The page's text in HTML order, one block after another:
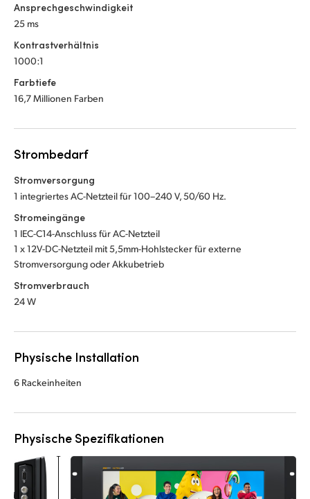
Ansprechgeschwindigkeit
25 ms
Kontrastverhältnis
1000:1
Farbtiefe
16,7 Millionen Farben
Strombedarf
Stromversorgung
1 integriertes AC-Netzteil für 100–240 V, 50/60 Hz.
Stromeingänge
1 IEC-C14-Anschluss für AC-Netzteil
1 x 12V-DC-Netzteil mit 5,5mm-Hohlstecker für externe
Stromversorgung oder Akkubetrieb
Stromverbrauch
24 W
Physische Installation
6 Rackeinheiten
Physische Spezifikationen